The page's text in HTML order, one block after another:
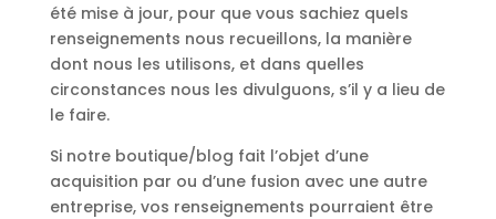
été mise à jour, pour que vous sachiez quels
renseignements nous recueillons, la manière
dont nous les utilisons, et dans quelles
circonstances nous les divulguons, s’il y a lieu de
le faire.
Si notre boutique/blog fait l’objet d’une
acquisition par ou d’une fusion avec une autre
entreprise, vos renseignements pourraient être